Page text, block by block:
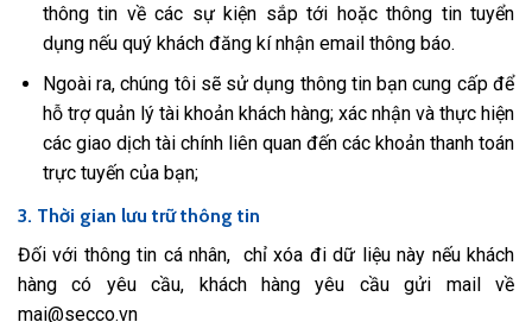
thông tin về các sự kiện sắp tới hoặc thông tin tuyển
dụng nếu quý khách đăng kí nhận email thông báo.
Ngoài ra, chúng tôi sẽ sử dụng thông tin bạn cung cấp để
hỗ trợ quản lý tài khoản khách hàng; xác nhận và thực hiện
các giao dịch tài chính liên quan đến các khoản thanh toán
trực tuyến của bạn;
3. Thời gian lưu trữ thông tin
Đối với thông tin cá nhân, chỉ xóa đi dữ liệu này nếu khách
hàng có yêu cầu, khách hàng yêu cầu gửi mail về
mai@secco.vn